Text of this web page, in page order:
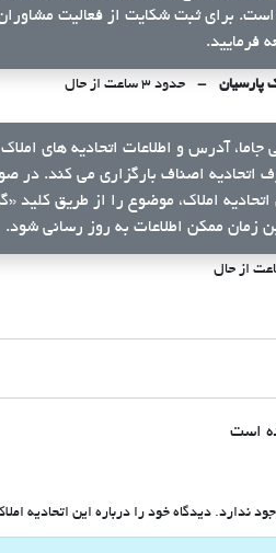
برای ثبت شکایت از فعالیت مشاوران
فرمایید.
پارسیان حدود ۳ ساعت از حال
جاما، آدرس و اطلاعات اتحادیه های
اتحادیه اصناف بارگزاری می کند. در
اتحادیه املاک، موضوع را از طریق کلید
زمان ممکن اطلاعات به روز رسانی شود.
است
ندارد. دیدگاه خود را درباره این اتحادیه